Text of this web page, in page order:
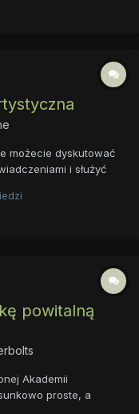
możecie dyskutować
i służyć
tworzenia. Czy
c...
powitalną
Akademii
proste, a